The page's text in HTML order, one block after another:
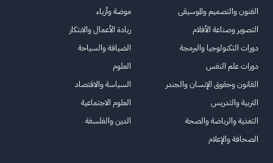
الفنون والتصميم والموسيقى
التصوير وصناعة الأفلام
دورات التكنولوجيا والبرمجة
دورات علم النفس
القانون وحقوق الإنسان والجندر
التربية والتدريس
التغذية والرياضة والصحة
الصحافة والإعلام
موضة وأزياء
ريادة الأعمال والابتكار
الضيافة والسياحة
العلوم
السياسة والاقتصاد
العلوم الاجتماعية
الدين والفلسفة